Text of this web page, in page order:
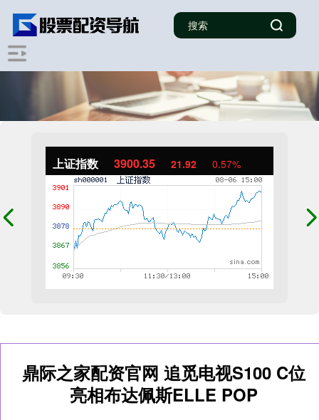
上证指数 3900.35 21.92 0.57%
鼎际之家配资官网 追觅电视S100 C位
亮相布达佩斯ELLE POP